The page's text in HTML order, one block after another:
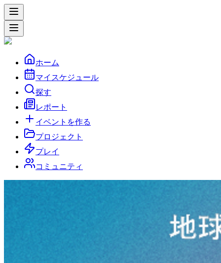
ホーム
マイスケジュール
探す
レポート
イベントを作る
プロジェクト
プレイ
コミュニティ